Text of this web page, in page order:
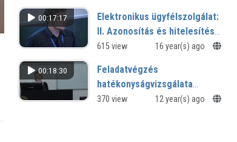
00:17:17
Elektronikus ügyfélszolgálat:
II. Azonosítás és hitelesítés
(ELTEdb)
615 view 16 year(s) ago
00:18:30
Feladatvégzés
hatékonyságvizsgálata
multitasking környezetben
370 view 12 year(s) ago